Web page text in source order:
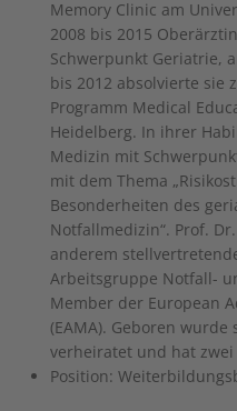
Memory Clinic am
2008 bis 2015
Schwerpunkt Geriatrie,
bis 2012 absolvierte sie
Programm Medical
Heidelberg. In ihrer
Medizin mit
mit dem Thema
Besonderheiten des
Notfallmedizin“. Prof.
anderem
Arbeitsgruppe Notfall-
Member der European
(EAMA). Geboren wurde
verheiratet und hat zwei
Position: